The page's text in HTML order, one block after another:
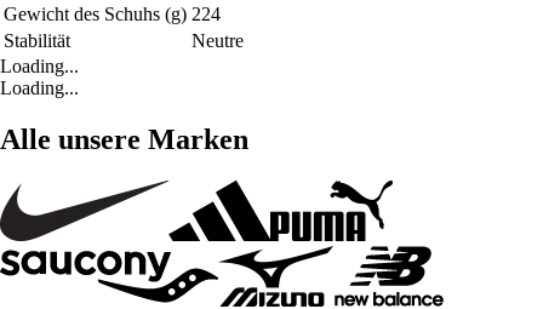
Gewicht des Schuhs (g) 224
Stabilität
Neutre
Loading...
Loading...
Alle unsere Marken